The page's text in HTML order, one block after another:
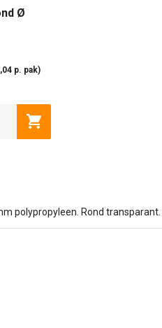
Ø
p. pak)
Toevoegen aan
polypropyleen. Rond transparant.